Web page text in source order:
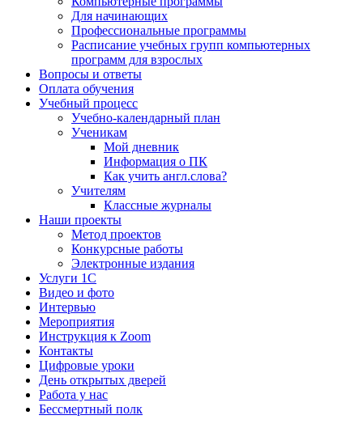
Для начинающих
Профессиональные программы
Расписание учебных групп компьютерных
программ для взрослых
Вопросы и ответы
Оплата обучения
Учебный процесс
Учебно-календарный план
Ученикам
Мой дневник
Информация о ПК
Как учить англ.слова?
Учителям
Классные журналы
Наши проекты
Метод проектов
Конкурсные работы
Электронные издания
Услуги 1C
Видео и фото
Интервью
Мероприятия
Инструкция к Zoom
Контакты
Цифровые уроки
День открытых дверей
Работа у нас
Бессмертный полк